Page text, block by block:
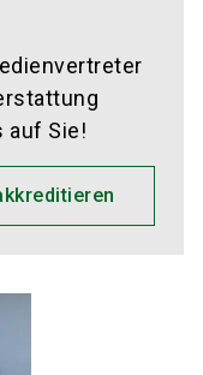
auf Sie!